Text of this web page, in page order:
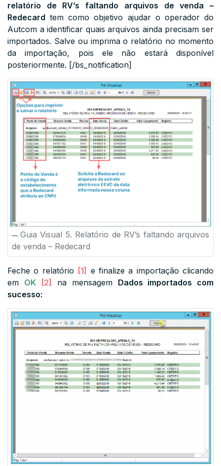
relatório de RV’s faltando arquivos de venda –
Redecard tem como objetivo ajudar o operador do
Autcom a identificar quais arquivos ainda precisam ser
importados. Salve ou imprima o relatório no momento
da importação, pois ele não estará disponível
posteriormente. [/bs_notification]
Guia Visual 5. Relatório de RV’s faltando arquivos
de venda – Redecard
Feche o relatório [1] e finalize a importação clicando
em OK [2] na mensagem Dados importados com
sucesso: